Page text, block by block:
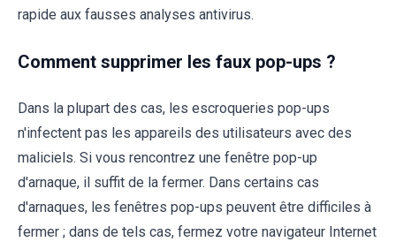
rapide aux fausses analyses antivirus.
Comment supprimer les faux pop-ups ?
Dans la plupart des cas, les escroqueries pop-ups
n'infectent pas les appareils des utilisateurs avec des
maliciels. Si vous rencontrez une fenêtre pop-up
d'arnaque, il suffit de la fermer. Dans certains cas
d'arnaques, les fenêtres pop-ups peuvent être difficiles à
fermer ; dans de tels cas, fermez votre navigateur Internet